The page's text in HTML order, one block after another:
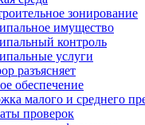
зонирование
имущество
контроль
услуги
разъясняет
обеспечение
малого и среднего
проверок